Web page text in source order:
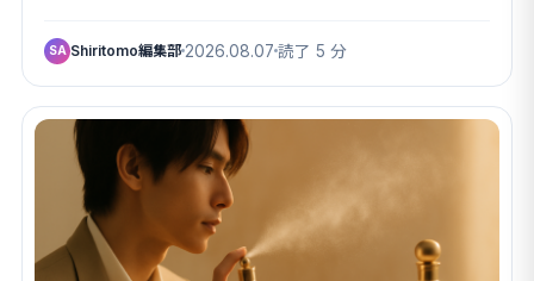
SA Shiritomo編集部 2026.08.07 読了 5 分